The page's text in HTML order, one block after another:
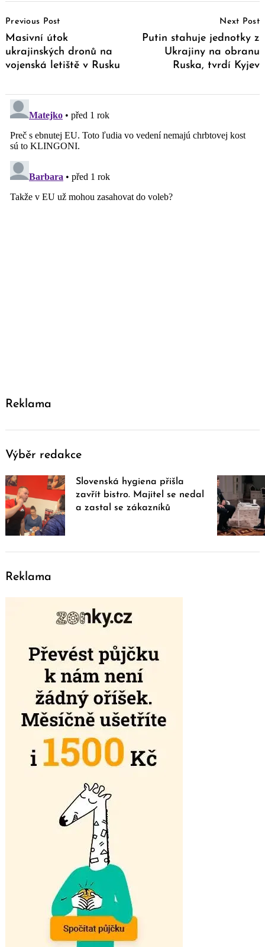
Navigation
Previous Post
Masivní útok
ukrajinských dronů na
vojenská letiště v Rusku
Next Post
Putin stahuje jednotky z
Ukrajiny na obranu
Ruska, tvrdí Kyjev
Reklama
Výběr redakce
Slovenská hygiena přišla
zavřít bistro. Majitel se nedal
a zastal se zákazníků
Reklama